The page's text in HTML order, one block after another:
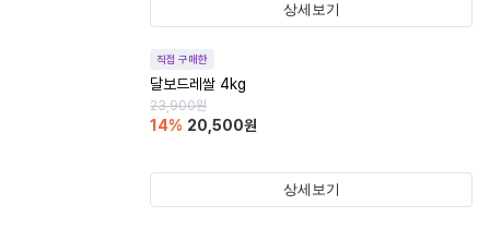
상세보기
직접 구매한
달보드레쌀 4kg
23,900원
14% 20,500원
상세보기